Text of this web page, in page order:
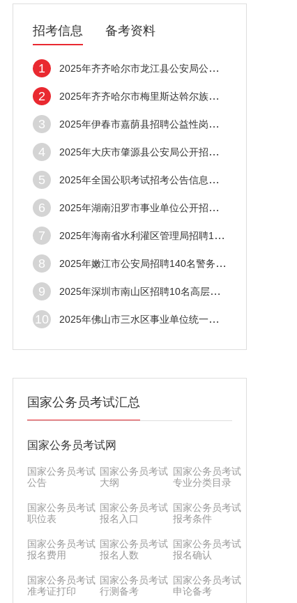
招考信息 备考资料
1 2025年齐齐哈尔市龙江县公安局公开招聘警务
2 2025年齐齐哈尔市梅里斯达斡尔族区公益性岗
3 2025年伊春市嘉荫县招聘公益性岗位人员69人
4 2025年大庆市肇源县公安局公开招聘警务辅助
5 2025年全国公职考试招考公告信息汇总（10月
6 2025年湖南汨罗市事业单位公开招聘工作人员
7 2025年海南省水利灌区管理局招聘11名事业编
8 2025年嫩江市公安局招聘140名警务辅助人员
9 2025年深圳市南山区招聘10名高层次紧缺专业
10 2025年佛山市三水区事业单位统一招聘5名急
国家公务员考试汇总
国家公务员考试网
国家公务员考试
公告
国家公务员考试
大纲
国家公务员考试
专业分类目录
国家公务员考试
职位表
国家公务员考试
报名入口
国家公务员考试
报考条件
国家公务员考试
报名费用
国家公务员考试
报名人数
国家公务员考试
报名确认
国家公务员考试
准考证打印
国家公务员考试
行测备考
国家公务员考试
申论备考